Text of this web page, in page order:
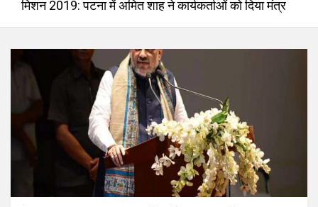
मिशन 2019: पटना में अमित शाह ने कार्यकर्ताओं को दिया मंत्र